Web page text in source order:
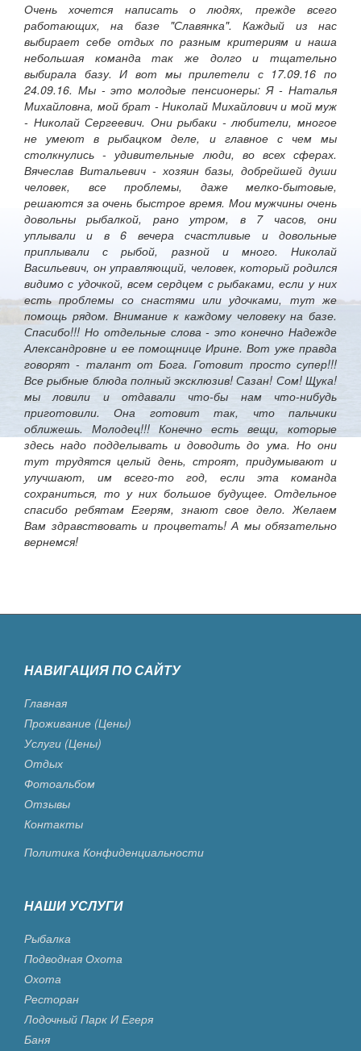
Очень хочется написать о людях, прежде всего
работающих, на базе "Славянка". Каждый из нас
выбирает себе отдых по разным критериям и наша
небольшая команда так же долго и тщательно
выбирала базу. И вот мы прилетели с 17.09.16 по
24.09.16. Мы - это молодые пенсионеры: Я - Наталья
Михайловна, мой брат - Николай Михайлович и мой муж
- Николай Сергеевич. Они рыбаки - любители, многое
не умеют в рыбацком деле, и главное с чем мы
столкнулись - удивительные люди, во всех сферах.
Вячеслав Витальевич - хозяин базы, добрейшей души
человек, все проблемы, даже мелко-бытовые,
решаются за очень быстрое время. Мои мужчины очень
довольны рыбалкой, рано утром, в 7 часов, они
уплывали и в 6 вечера счастливые и довольные
приплывали с рыбой, разной и много. Николай
Васильевич, он управляющий, человек, который родился
видимо с удочкой, всем сердцем с рыбаками, если у них
есть проблемы со снастями или удочками, тут же
помощь рядом. Внимание к каждому человеку на базе.
Спасибо!!! Но отдельные слова - это конечно Надежде
Александровне и ее помощнице Ирине. Вот уже правда
говорят - талант от Бога. Готовит просто супер!!!
Все рыбные блюда полный эксклюзив! Сазан! Сом! Щука!
мы ловили и отдавали что-бы нам что-нибудь
приготовили. Она готовит так, что пальчики
оближешь. Молодец!!! Конечно есть вещи, которые
здесь надо подделывать и доводить до ума. Но они
тут трудятся целый день, строят, придумывают и
улучшают, им всего-то год, если эта команда
сохраниться, то у них большое будущее. Отдельное
спасибо ребятам Егерям, знают свое дело. Желаем
Вам здравствовать и процветать! А мы обязательно
вернемся!
НАВИГАЦИЯ ПО САЙТУ
Главная
Проживание (цены)
Услуги (цены)
Отдых
Фотоальбом
Отзывы
Контакты
Политика Конфиденциальности
НАШИ УСЛУГИ
Рыбалка
Подводная Охота
Охота
Ресторан
Лодочный Парк И Егеря
Баня